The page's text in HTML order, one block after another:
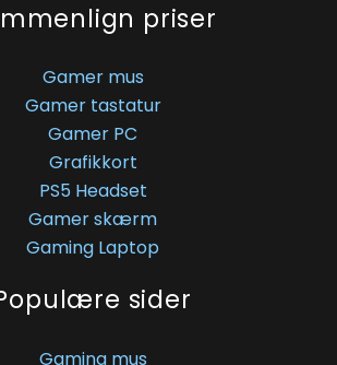
priser
Gamer mus
Gamer tastatur
Gamer PC
Grafikkort
PS5 Headset
Gamer skærm
Gaming Laptop
sider
Gaming mus